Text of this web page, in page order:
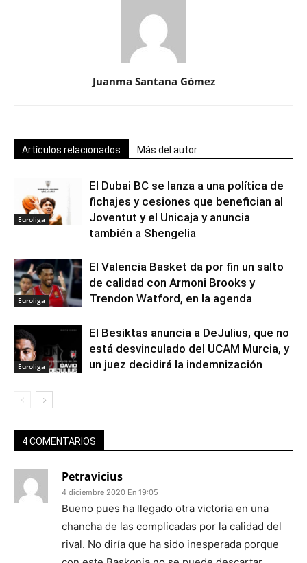
Juanma Santana Gómez
Artículos relacionados Más del autor
Euroliga
El Dubai BC se lanza a una política de
fichajes y cesiones que benefician al
Joventut y el Unicaja y anuncia
también a Shengelia
Euroliga
El Valencia Basket da por fin un salto
de calidad con Armoni Brooks y
Trendon Watford, en la agenda
Euroliga
El Besiktas anuncia a DeJulius, que no
está desvinculado del UCAM Murcia, y
un juez decidirá la indemnización
4 COMENTARIOS
Petravicius
4 diciembre 2020 En 19:05
Bueno pues ha llegado otra victoria en una
chancha de las complicadas por la calidad del
rival. No diría que ha sido inesperada porque